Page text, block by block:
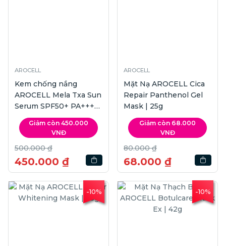
AROCELL
Kem chống nắng
AROCELL Mela Txa Sun
Serum SPF50+ PA++++
| 40ml
Giảm còn 450.000
VNĐ
500.000 ₫
450.000 ₫
AROCELL
Mặt Nạ AROCELL Cica
Repair Panthenol Gel
Mask | 25g
Giảm còn 68.000
VNĐ
80.000 ₫
68.000 ₫
-10% -10%